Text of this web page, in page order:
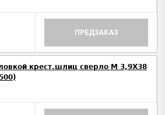
ПРЕДЗАКАЗ
крест.шлиц сверло М 3,9Х38